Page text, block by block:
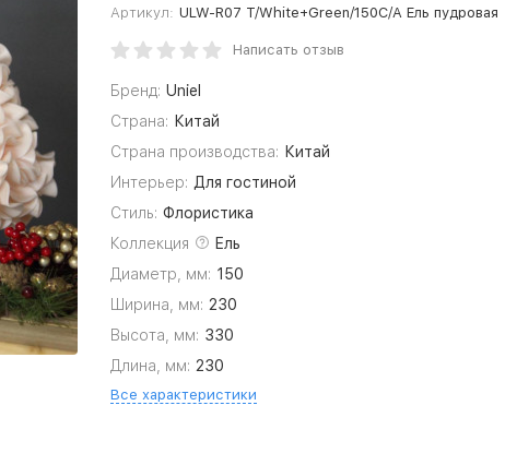
Артикул: ULW-R07 T/White+Green/150C/A Ель пудровая
Написать отзыв
Бренд: Uniel
Страна: Китай
Страна производства: Китай
Интерьер: Для гостиной
Стиль: Флористика
Коллекция
Ель
Диаметр, мм: 150
Ширина, мм: 230
Высота, мм: 330
Длина, мм: 230
Все характеристики